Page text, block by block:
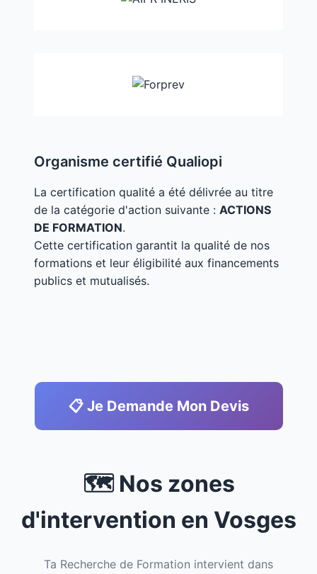
Organisme certifié Qualiopi
La certification qualité a été délivrée au titre
de la catégorie d'action suivante : ACTIONS
DE FORMATION.
Cette certification garantit la qualité de nos
formations et leur éligibilité aux financements
publics et mutualisés.
📋 Je Demande Mon Devis
🗺️ Nos zones
d'intervention en Vosges
Ta Recherche de Formation intervient dans